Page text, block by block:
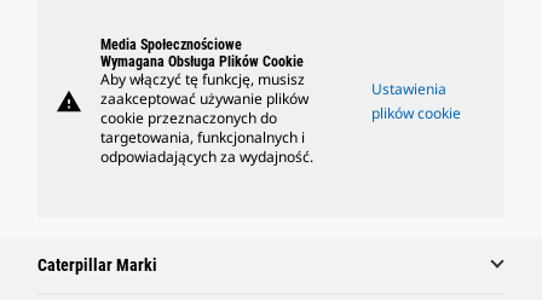
warning
Media Społecznościowe
Wymagana Obsługa Plików Cookie
Aby włączyć tę funkcję, musisz
zaakceptować używanie plików
cookie przeznaczonych do
targetowania, funkcjonalnych i
odpowiadających za wydajność.
Ustawienia
plików cookie
Caterpillar Marki